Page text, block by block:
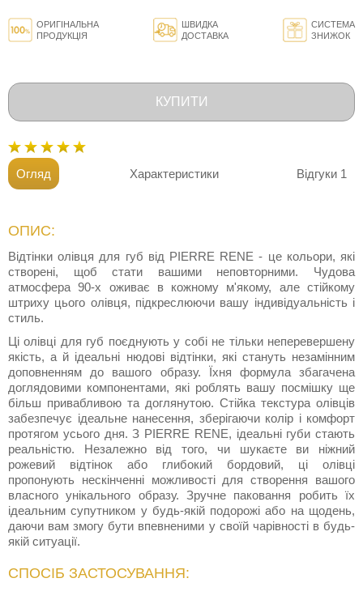
ОРИГІНАЛЬНА
ПРОДУКЦІЯ
ШВИДКА
ДОСТАВКА
СИСТЕМА
ЗНИЖОК
КУПИТИ
Огляд Характеристики Відгуки 1
ОПИС:
Відтінки олівця для губ від PIERRE RENE - це кольори, які
створені, щоб стати вашими неповторними. Чудова
атмосфера 90-х оживає в кожному м'якому, але стійкому
штриху цього олівця, підкреслюючи вашу індивідуальність і
стиль.
Ці олівці для губ поєднують у собі не тільки неперевершену
якість, а й ідеальні нюдові відтінки, які стануть незамінним
доповненням до вашого образу. Їхня формула збагачена
доглядовими компонентами, які роблять вашу посмішку ще
більш привабливою та доглянутою. Стійка текстура олівців
забезпечує ідеальне нанесення, зберігаючи колір і комфорт
протягом усього дня. З PIERRE RENE, ідеальні губи стають
реальністю. Незалежно від того, чи шукаєте ви ніжний
рожевий відтінок або глибокий бордовий, ці олівці
пропонують нескінченні можливості для створення вашого
власного унікального образу. Зручне паковання робить їх
ідеальним супутником у будь-якій подорожі або на щодень,
даючи вам змогу бути впевненими у своїй чарівності в будь-
якій ситуації.
СПОСІБ ЗАСТОСУВАННЯ: